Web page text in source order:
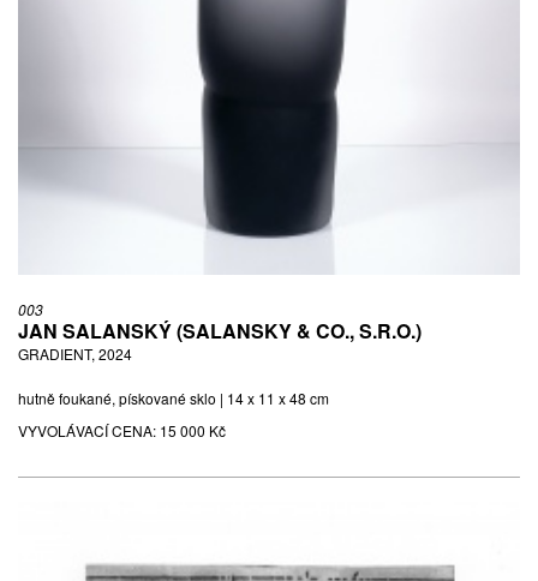
003
JAN SALANSKÝ (SALANSKY & CO., S.R.O.)
GRADIENT, 2024
hutně foukané, pískované sklo | 14 x 11 x 48 cm
VYVOLÁVACÍ CENA: 15 000 Kč